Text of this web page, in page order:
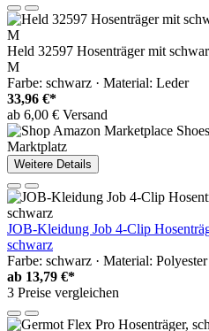
Held 32597 Hosenträger mit
M
Farbe: schwarz · Material: Leder
33,96 €*
ab 6,00 € Versand
Marktplatz
Weitere Details
JOB-Kleidung Job 4-Clip
schwarz
Farbe: schwarz · Material: Polyester
ab 13,79 €*
3 Preise vergleichen